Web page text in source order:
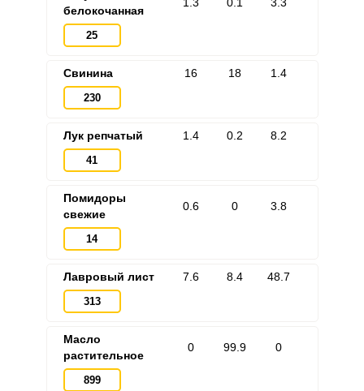
белокочанная
25
Свинина
230
16 18 1.4
Лук репчатый
41
1.4 0.2 8.2
Помидоры
свежие
14
0.6 0 3.8
Лавровый лист
313
7.6 8.4 48.7
Масло
растительное
899
0 99.9 0
ВХОД НА САЙТ
Войдите
с помощью социальных сетей:
Запомнить меня